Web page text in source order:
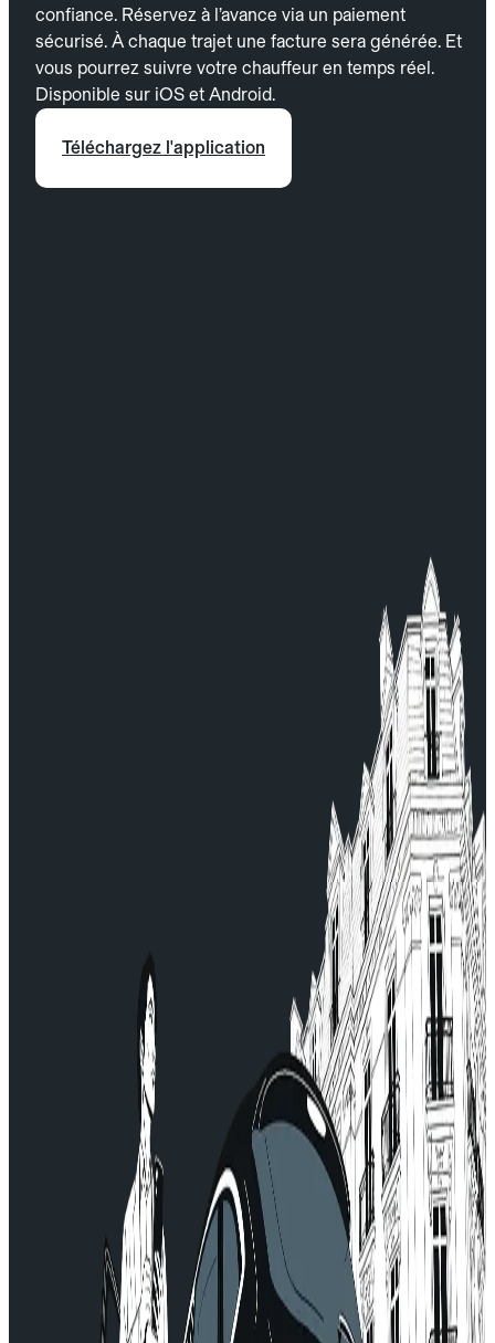
confiance. Réservez à l’avance via un paiement
sécurisé. À chaque trajet une facture sera générée. Et
vous pourrez suivre votre chauffeur en temps réel.
Disponible sur iOS et Android.
Téléchargez l'application